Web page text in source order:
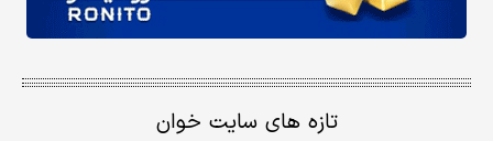
تازه های سایت خوان